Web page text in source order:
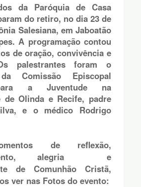
da Paróquia de Casa
do retiro, no dia 23 de
Salesiana, em Jaboatão
A programação contou
de oração, convivência e
palestrantes foram o
Comissão Episcopal
a Juventude na
de Olinda e Recife, padre
e o médico Rodrigo
de reflexão,
alegria e
de Comunhão Cristã,
ver nas Fotos do evento: